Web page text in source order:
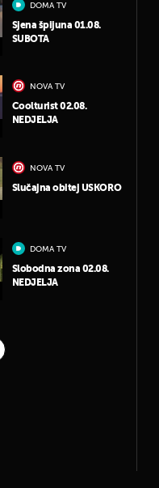
DOMA TV
Sjena špijuna 01.08.
SUBOTA
NOVA TV
Coolturist 02.08.
NEDJELJA
NOVA TV
Slučajna obitej USKORO
DOMA TV
Slobodna zona 02.08.
NEDJELJA